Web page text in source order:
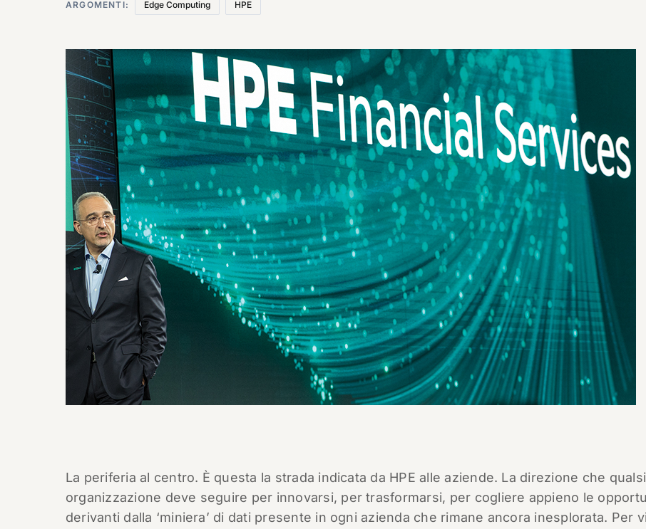
ARGOMENTI: Edge Computing HPE
La periferia al centro. È questa la strada indicata da HPE alle aziende. La direzione che
organizzazione deve seguire per innovarsi, per trasformarsi, per cogliere appieno le
derivanti dalla ‘miniera’ di dati presente in ogni azienda che rimane ancora inesplorata. Per